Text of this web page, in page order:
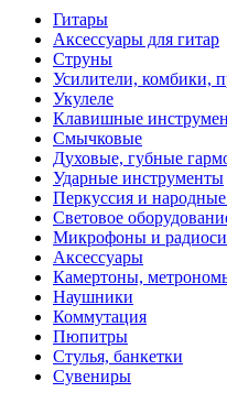
Гитары
Аксессуары для гитар
Струны
Усилители, комбики,
Укулеле
Клавишные
Смычковые
Духовые, губные
Ударные инструменты
Перкуссия и
Световое
Микрофоны и
Аксессуары
Камертоны,
Наушники
Коммутация
Пюпитры
Стулья, банкетки
Сувениры